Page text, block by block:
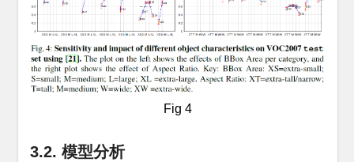
Fig 4
3.2. 模型分析